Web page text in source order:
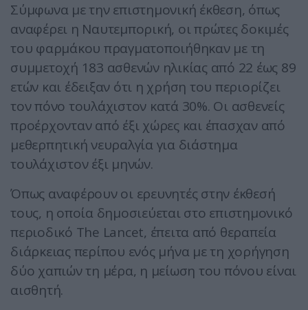
Σύμφωνα με την επιστημονική έκθεση, όπως
αναφέρει η Ναυτεμπορική, οι πρώτες δοκιμές
του φαρμάκου πραγματοποιήθηκαν με τη
συμμετοχή 183 ασθενών ηλικίας από 22 έως 89
ετών και έδειξαν ότι η χρήση του περιορίζει
τον πόνο τουλάχιστον κατά 30%. Οι ασθενείς
προέρχονταν από έξι χώρες και έπασχαν από
μεθερπητική νευραλγία για διάστημα
τουλάχιστον έξι μηνών.
Όπως αναφέρουν οι ερευνητές στην έκθεσή
τους, η οποία δημοσιεύεται στο επιστημονικό
περιοδικό The Lancet, έπειτα από θεραπεία
διάρκειας περίπου ενός μήνα με τη χορήγηση
δύο χαπιών τη μέρα, η μείωση του πόνου είναι
αισθητή.